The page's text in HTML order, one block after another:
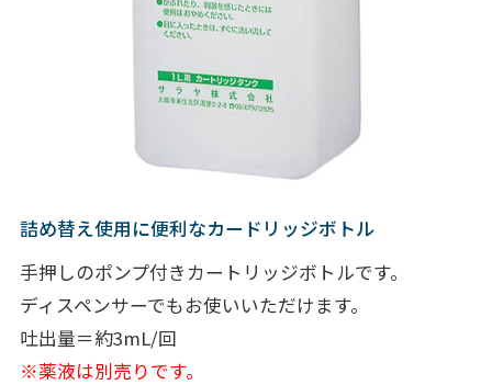
詰め替え使用に便利なカードリッジボトル
手押しのポンプ付きカートリッジボトルです。
ディスペンサーでもお使いいただけます。
吐出量＝約3mL/回
※薬液は別売りです。